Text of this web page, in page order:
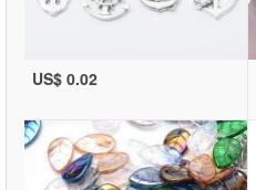
US$ 0.02